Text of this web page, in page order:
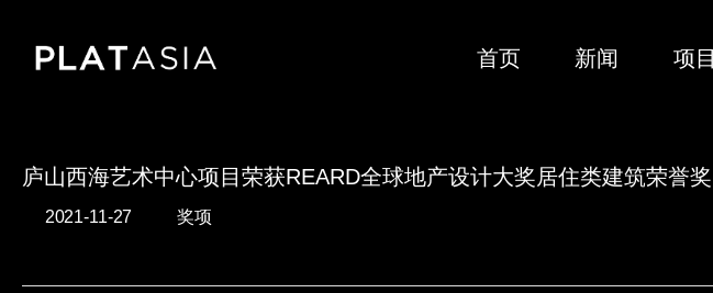
首页 新闻 项目
庐山西海艺术中心项目荣获REARD全球地产设计大奖居住类建筑荣誉奖
2021-11-27 奖项